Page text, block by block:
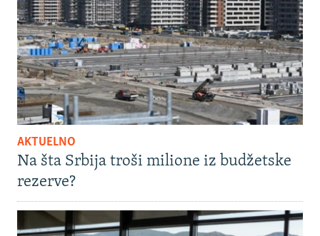
AKTUELNO
Na šta Srbija troši milione iz budžetske
rezerve?